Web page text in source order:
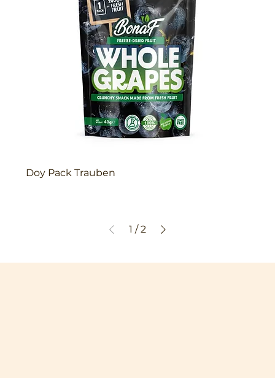
Doy Pack Trauben
1 / 2